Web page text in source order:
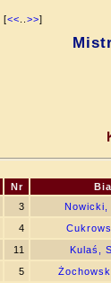
[<< >>]
Nr
3 Nowicki,
4
11 Kulaś,
5